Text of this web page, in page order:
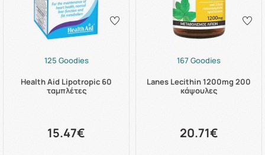
125 Goodies
Health Aid Lipotropic 60
ταμπλέτες
15.47€
167 Goodies
Lanes Lecithin 1200mg 200
κάψουλες
20.71€